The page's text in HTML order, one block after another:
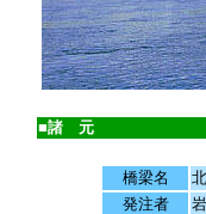
■諸 元
橋梁名
発注者